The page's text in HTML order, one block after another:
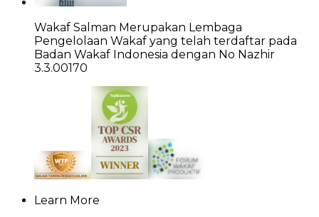
Wakaf Salman Merupakan Lembaga
Pengelolaan Wakaf yang telah terdaftar pada
Badan Wakaf Indonesia dengan No Nazhir
3.3.00170
Learn More